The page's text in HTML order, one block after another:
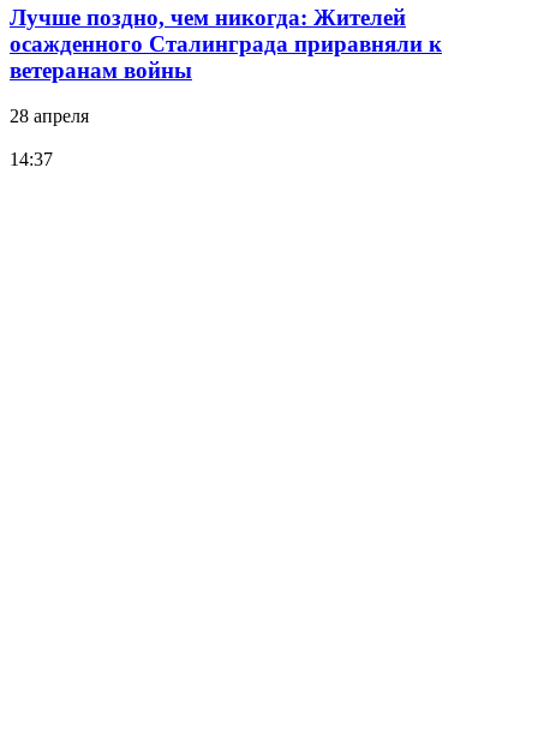
Лучше поздно, чем никогда: Жителей
осажденного Сталинграда приравняли к
ветеранам войны
28 апреля
14:37